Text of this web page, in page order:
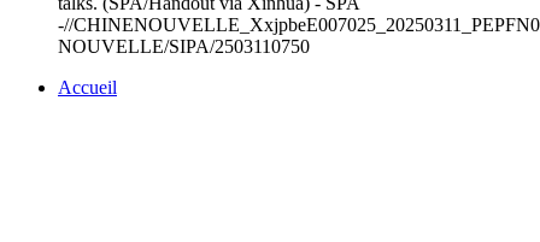
-//
NOUVELLE/SIPA/2503110750
Accueil